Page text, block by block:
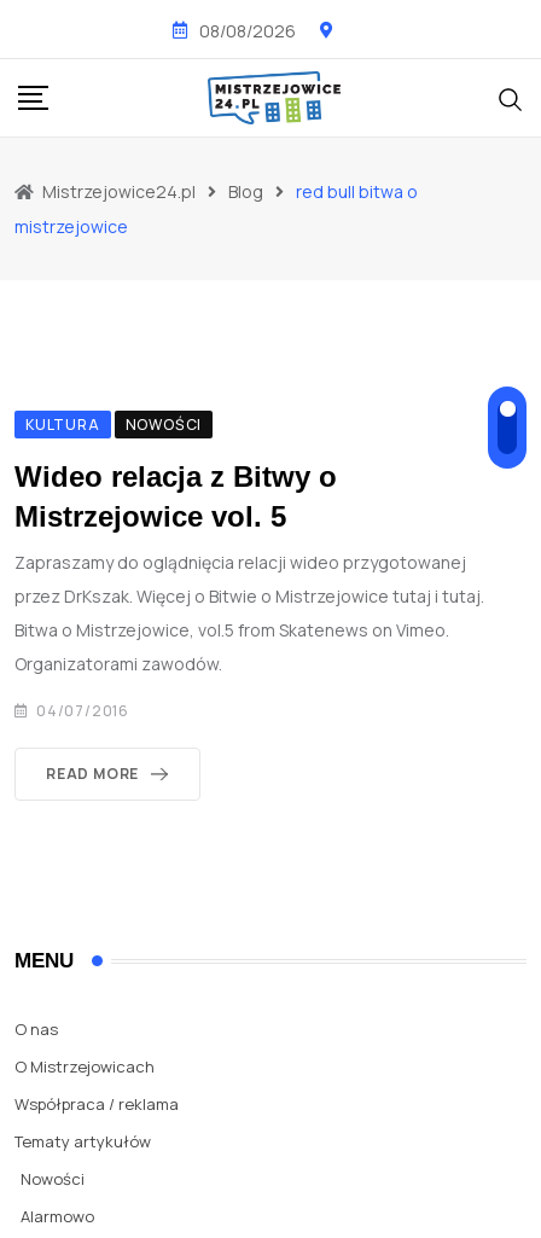
content
08/08/2026
Mistrzejowice24.pl Blog
red bull bitwa o
mistrzejowice
KULTURA NOWOŚCI
Wideo relacja z Bitwy o
Mistrzejowice vol. 5
Zapraszamy do oglądnięcia relacji wideo przygotowanej
przez DrKszak. Więcej o Bitwie o Mistrzejowice tutaj i tutaj.
Bitwa o Mistrzejowice, vol.5 from Skatenews on Vimeo.
Organizatorami zawodów.
04/07/2016
READ MORE
MENU
O nas
O Mistrzejowicach
Współpraca / reklama
Tematy artykułów
Nowości
Alarmowo